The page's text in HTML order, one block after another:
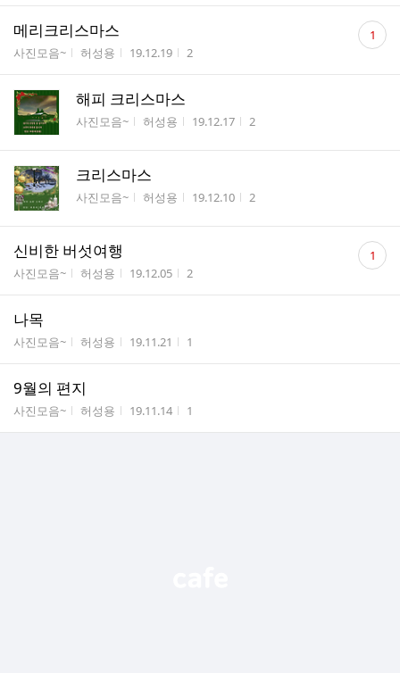
메리크리스마스
게시판명
사진모음~ 작성자
허성용 작성시간
19.12.19 조회수
2
댓
글 1
해피 크리스마스
게시판명
사진모음~ 작성자
허성용 작성시간
19.12.17 조회수
2
크리스마스
게시판명
사진모음~ 작성자
허성용 작성시간
19.12.10 조회수
2
신비한 버섯여행
게시판명
사진모음~ 작성자
허성용 작성시간
19.12.05 조회수
2
댓
글 1
나목
게시판명
사진모음~ 작성자
허성용 작성시간
19.11.21 조회수
1
9월의 편지
게시판명
사진모음~ 작성자
허성용 작성시간
19.11.14 조회수
1